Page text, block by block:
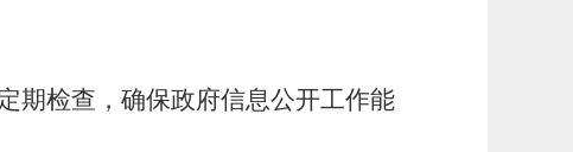
期检查，确保政府信息公开工作能